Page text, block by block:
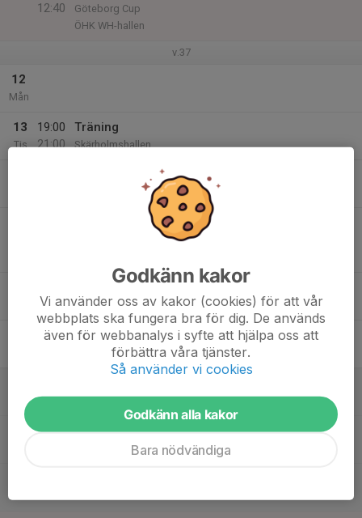
12:40
Göteborg Cup
ÖHK WH-hallen
v.37
12
Mån
13
Tis
19:00
21:00
Träning
Skärholmshallen
Match mot Tyresö Handboll
Pre Season P19 Grupp 1
22:00
Träning
Eriksdalshallen
Lör
17:00
Medborgarplatsen
09:00
Handbollens Dag
Godkänn kakor
Vi använder oss av kakor (cookies) för att vår
webbplats ska fungera bra för dig. De används
även för webbanalys i syfte att hjälpa oss att
förbättra våra tjänster.
Så använder vi cookies
Godkänn alla kakor
Bara nödvändiga